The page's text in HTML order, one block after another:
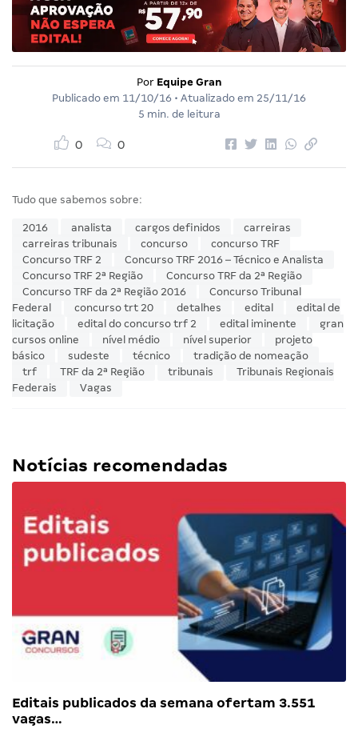
Por Equipe Gran
Publicado em 11/10/16 • Atualizado em 25/11/16
5 min. de leitura
0 0
Tudo que sabemos sobre:
2016 analista cargos definidos
carreiras
carreiras tribunais
concurso
concurso TRF
Concurso TRF 2
Concurso TRF 2016 – Técnico e Analista
Concurso TRF 2ª Região
Concurso TRF da 2ª Região
Concurso TRF da 2ª Região 2016
Concurso Tribunal
Federal
concurso trt 20 detalhes edital
edital de
licitação
edital do concurso trf 2 edital iminente
gran
cursos online
nível médio nível superior
projeto
básico
sudeste técnico
tradição de nomeação
trf
TRF da 2ª Região tribunais
Tribunais Regionais
Federais
Vagas
Notícias recomendadas
Editais publicados da semana ofertam 3.551
vagas…